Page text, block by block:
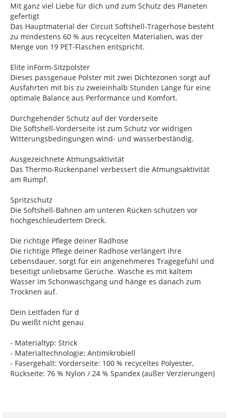
Mit ganz viel Liebe für dich und zum Schutz des Planeten
gefertigt
Das Hauptmaterial der Circuit Softshell-Trägerhose besteht
zu mindestens 60 % aus recycelten Materialien, was der
Menge von 19 PET-Flaschen entspricht.
Elite inForm-Sitzpolster
Dieses passgenaue Polster mit zwei Dichtezonen sorgt auf
Ausfahrten mit bis zu zweieinhalb Stunden Länge für eine
optimale Balance aus Performance und Komfort.
Durchgehender Schutz auf der Vorderseite
Die Softshell-Vorderseite ist zum Schutz vor widrigen
Witterungsbedingungen wind- und wasserbeständig.
Ausgezeichnete Atmungsaktivität
Das Thermo-Rückenpanel verbessert die Atmungsaktivität
am Rumpf.
Spritzschutz
Die Softshell-Bahnen am unteren Rücken schützen vor
hochgeschleudertem Dreck.
Die richtige Pflege deiner Radhose
Die richtige Pflege deiner Radhose verlängert ihre
Lebensdauer, sorgt für ein angenehmeres Tragegefühl und
beseitigt unliebsame Gerüche. Wasche es mit kaltem
Wasser im Schonwaschgang und hänge es danach zum
Trocknen auf.
Dein Leitfaden für d
Du weißt nicht genau
- Materialtyp: Strick
- Materialtechnologie: Antimikrobiell
- Fasergehalt: Vorderseite: 100 % recyceltes Polyester,
Rückseite: 76 % Nylon / 24 % Spandex (außer Verzierungen)